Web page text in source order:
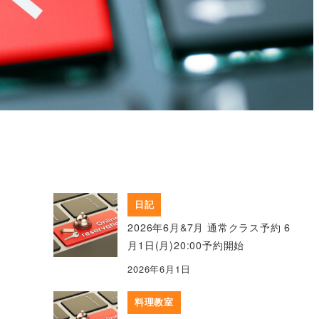
日記
2026年6月&7月 通常クラス予約 6
月1日(月)20:00予約開始
2026年6月1日
料理教室